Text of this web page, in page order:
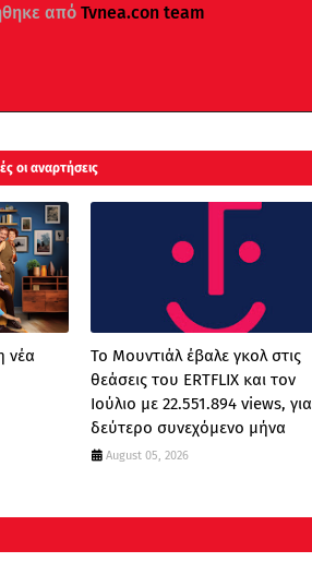
από Tvnea.con team
οι αναρτήσεις
νέα
Το Μουντιάλ έβαλε γκολ στις
θεάσεις του ERTFLIX και τον
Ιούλιο με 22.551.894 views, για
δεύτερο συνεχόμενο μήνα
August 05, 2026